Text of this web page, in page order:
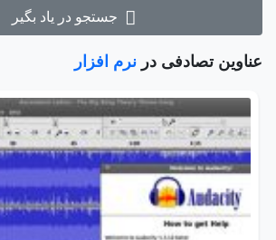
جستجو در یاد بگیر
عناوین تصادفی در نرم افزار